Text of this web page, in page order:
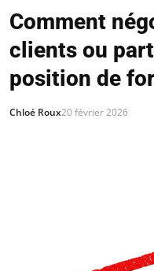
Comment
clients ou
position de
Chloé Roux20 février 2026